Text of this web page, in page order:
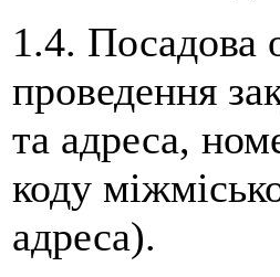
1.4. Посадова
проведення
та адреса,
коду
адреса).